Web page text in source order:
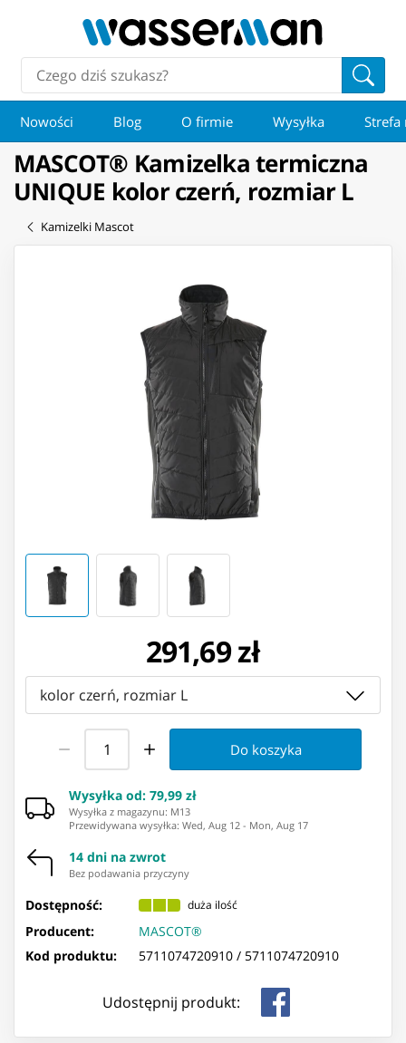
Nowości Blog O firmie Wysyłka Strefa
MASCOT® Kamizelka termiczna
UNIQUE kolor czerń, rozmiar L
Kamizelki Mascot
291,69 zł
kolor czerń, rozmiar L
Do koszyka
Wysyłka od: 79,99 zł
Wysyłka z magazynu: ⁨M13⁩
Przewidywana wysyłka: Wed, Aug 12 - Mon, Aug 17
14 dni na zwrot
Bez podawania przyczyny
Dostępność: duża ilość
Producent:
MASCOT®
Kod produktu:
5711074720910 / 5711074720910
Udostępnij produkt: